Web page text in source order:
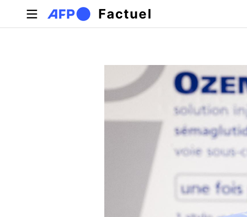
Aller au contenu principal
Factuel
Onglets principaux